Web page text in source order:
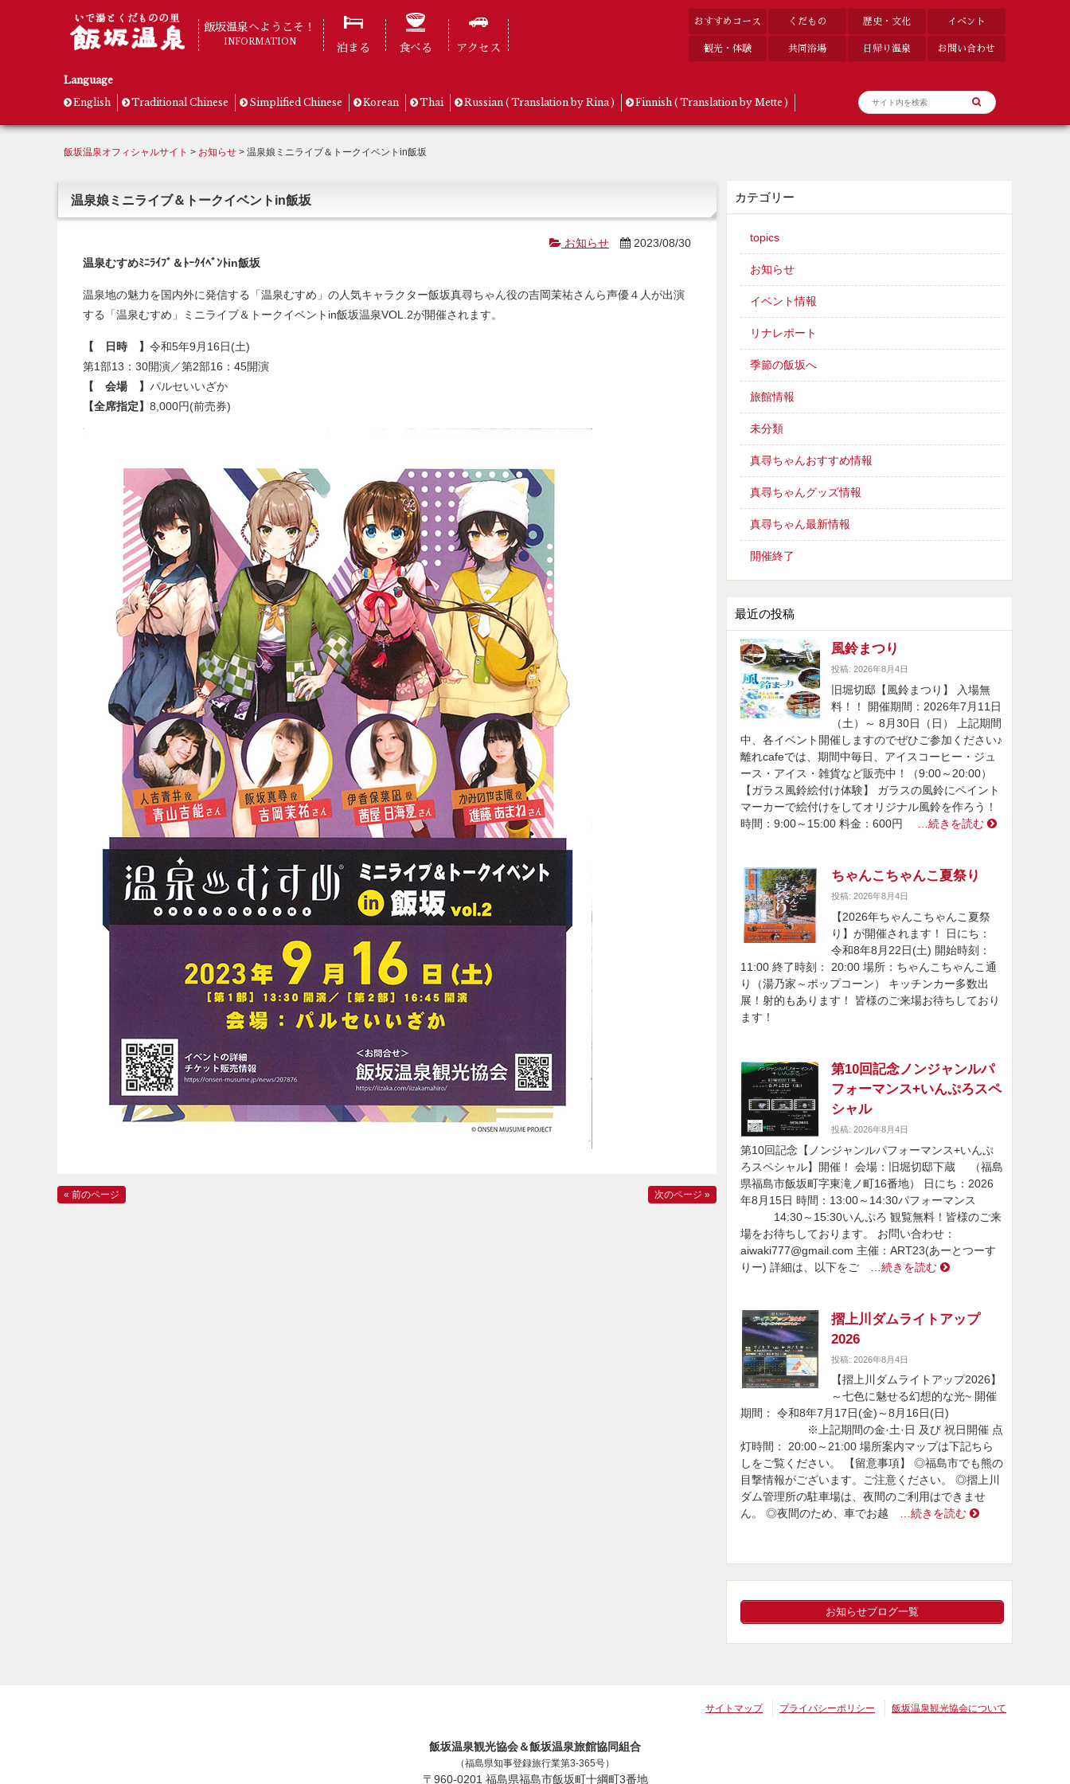
飯坂温泉へようこそ！
INFORMATION 泊まる 食べる アクセス
おすすめコース くだもの 歴史・文化 イベント
観光・体験 共同浴場 日帰り温泉 お問い合わせ
Language
English
Traditional Chinese Simplified Chinese Korean Thai Russian ( Translation by Rina ) Finnish ( Translation by Mette )
飯坂温泉オフィシャルサイト > お知らせ > 温泉娘ミニライブ＆トークイベントin飯坂
温泉娘ミニライブ＆トークイベントin飯坂
お知らせ
2023/08/30
温泉むすめﾐﾆﾗｲﾌﾞ＆ﾄｰｸｲﾍﾞﾝﾄin飯坂
温泉地の魅力を国内外に発信する「温泉むすめ」の人気キャラクター飯坂真尋ちゃん役の吉岡茉祐さんら声優４人が出演
する「温泉むすめ」ミニライブ＆トークイベントin飯坂温泉VOL.2が開催されます。
【 日時 】 令和5年9月16日(土)
第1部13：30開演／第2部16：45開演
【 会場 】 パルセいいざか
【全席指定】 8,000円(前売券)
« 前のページ 次のページ »
カテゴリー
topics
お知らせ
イベント情報
リナレポート
季節の飯坂へ
旅館情報
未分類
真尋ちゃんおすすめ情報
真尋ちゃんグッズ情報
真尋ちゃん最新情報
開催終了
最近の投稿
風鈴まつり
投稿: 2026年8月4日
旧堀切邸【風鈴まつり】 入場無
料！！ 開催期間：2026年7月11日
（土）～ 8月30日（日） 上記期間
中、各イベント開催しますのでぜひご参加ください♪
離れcafeでは、期間中毎日、アイスコーヒー・ジュ
ース・アイス・雑貨など販売中！（9:00～20:00）
【ガラス風鈴絵付け体験】 ガラスの風鈴にペイント
マーカーで絵付けをしてオリジナル風鈴を作ろう！
時間：9:00～15:00 料金：600円
…続きを読む
ちゃんこちゃんこ夏祭り
投稿: 2026年8月4日
【2026年ちゃんこちゃんこ夏祭
り】が開催されます！ 日にち：
令和8年8月22日(土) 開始時刻：
11:00 終了時刻： 20:00 場所：ちゃんこちゃんこ通
り（湯乃家～ポップコーン） キッチンカー多数出
展！射的もあります！ 皆様のご来場お待ちしており
ます！
第10回記念ノンジャンルパ
フォーマンス+いんぷろスペ
シャル
投稿: 2026年8月4日
第10回記念【ノンジャンルパフォーマンス+いんぷ
ろスペシャル】開催！ 会場：旧堀切邸下蔵 （福島
県福島市飯坂町字東滝ノ町16番地） 日にち：2026
年8月15日 時間：13:00～14:30パフォーマンス
14:30～15:30いんぷろ 観覧無料！皆様のご来
場をお待ちしております。 お問い合わせ：
aiwaki777@gmail.com 主催：ART23(あーとつーす
りー) 詳細は、以下をご …続きを読む
摺上川ダムライトアップ
2026
投稿: 2026年8月4日
【摺上川ダムライトアップ2026】
～七色に魅せる幻想的な光~ 開催
期間： 令和8年7月17日(金)～8月16日(日)
※上記期間の金·土·日 及び 祝日開催 点
灯時間： 20:00～21:00 場所案内マップは下記ちら
しをご覧ください。 【留意事項】 ◎福島市でも熊の
目撃情報がございます。ご注意ください。 ◎摺上川
ダム管理所の駐車場は、夜間のご利用はできませ
ん。 ◎夜間のため、車でお越 …続きを読む
お知らせブログ一覧
サイトマップ プライバシーポリシー 飯坂温泉観光協会について
飯坂温泉観光協会＆飯坂温泉旅館協同組合
（福島県知事登録旅行業第3-365号）
〒960-0201 福島県福島市飯坂町十綱町3番地